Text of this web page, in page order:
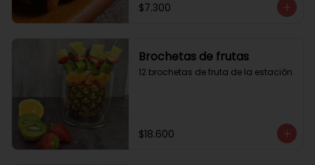
$7.300
Brochetas de frutas
12 brochetas de fruta de la estación
$18.600